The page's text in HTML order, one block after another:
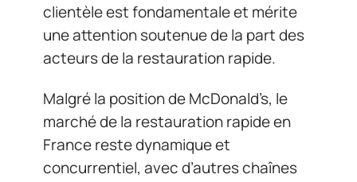
clientèle est fondamentale et mérite
une attention soutenue de la part des
acteurs de la restauration rapide.
Malgré la position de McDonald’s, le
marché de la restauration rapide en
France reste dynamique et
concurrentiel, avec d’autres chaînes